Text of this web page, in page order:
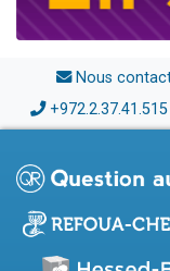
Nous
+972.2.37.41.515